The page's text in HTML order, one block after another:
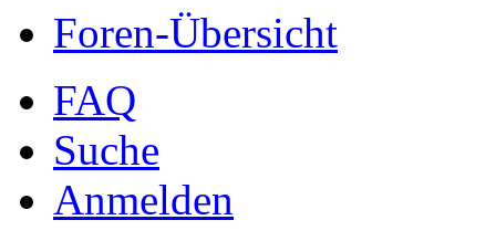
Foren-Übersicht
FAQ
Suche
Anmelden